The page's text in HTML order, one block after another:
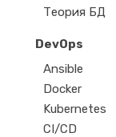
Теория БД
DevOps
Ansible
Docker
Kubernetes
CI/CD